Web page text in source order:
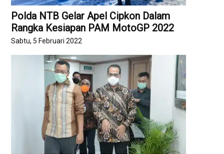
Polda NTB Gelar Apel Cipkon Dalam
Rangka Kesiapan PAM MotoGP 2022
Sabtu, 5 Februari 2022